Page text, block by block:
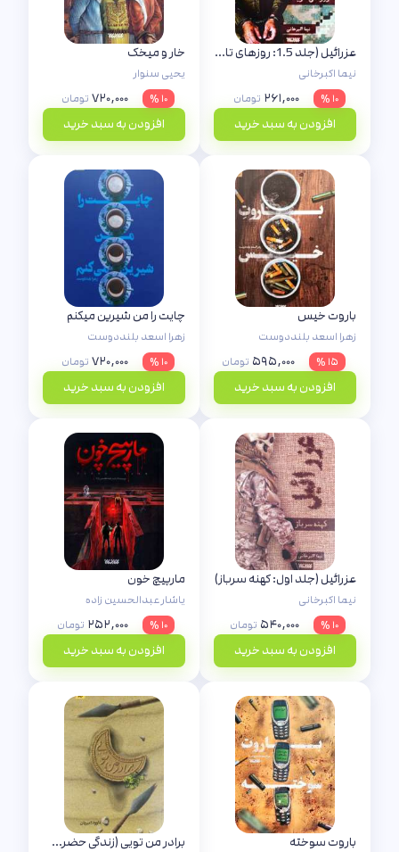
عزرائیل (جلد 1.5: روزهای تاریک)
نیما اکبرخانی
۱۰ %
۲۶۱,۰۰۰ تومان
افزودن به سبد خرید
خار و میخک
یحیی سنوار
۱۰ %
۷۲۰,۰۰۰ تومان
افزودن به سبد خرید
باروت خیس
زهرا اسعد بلنددوست
۱۵ %
۵۹۵,۰۰۰ تومان
افزودن به سبد خرید
چایت را من شیرین میکنم
زهرا اسعد بلنددوست
۱۰ %
۷۲۰,۰۰۰ تومان
افزودن به سبد خرید
عزرائیل (جلد اول: کهنه سرباز)
نیما اکبرخانی
۱۰ %
۵۴۰,۰۰۰ تومان
افزودن به سبد خرید
مارپیچ خون
یاشار عبدالحسین زاده
۱۰ %
۲۵۲,۰۰۰ تومان
افزودن به سبد خرید
باروت سوخته برادر من تویی (زندگی حضرت عباس (ع) )